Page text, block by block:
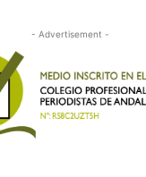
- Advertisement -